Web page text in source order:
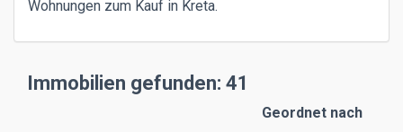
Wohnungen zum Kauf in Kreta.
Immobilien gefunden: 41
Geordnet nach